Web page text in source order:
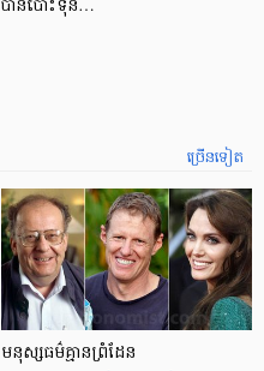
បានបោះទុន…
ច្រើនទៀត
មនុស្ស​ធម៌​គ្មាន​ព្រំដែន